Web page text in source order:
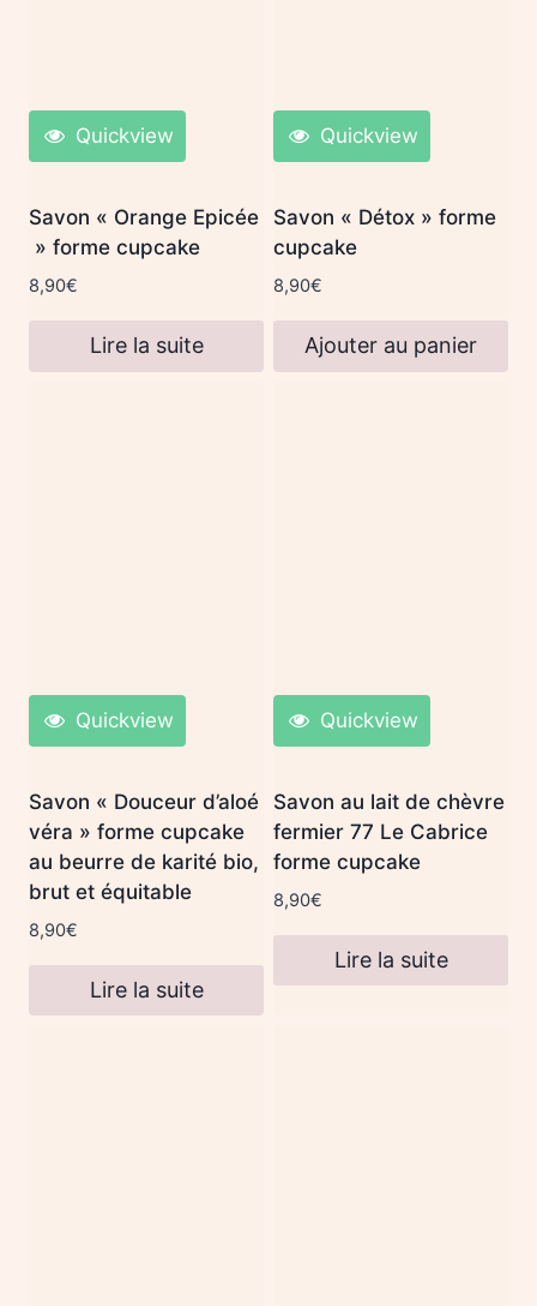
Quickview
Savon « Orange Epicée
» forme cupcake
8,90€
Lire la suite
Quickview
Savon « Détox » forme
cupcake
8,90€
Ajouter au panier
Quickview
Savon « Douceur d’aloé
véra » forme cupcake
au beurre de karité bio,
brut et équitable
8,90€
Lire la suite
Quickview
Savon au lait de chèvre
fermier 77 Le Cabrice
forme cupcake
8,90€
Lire la suite